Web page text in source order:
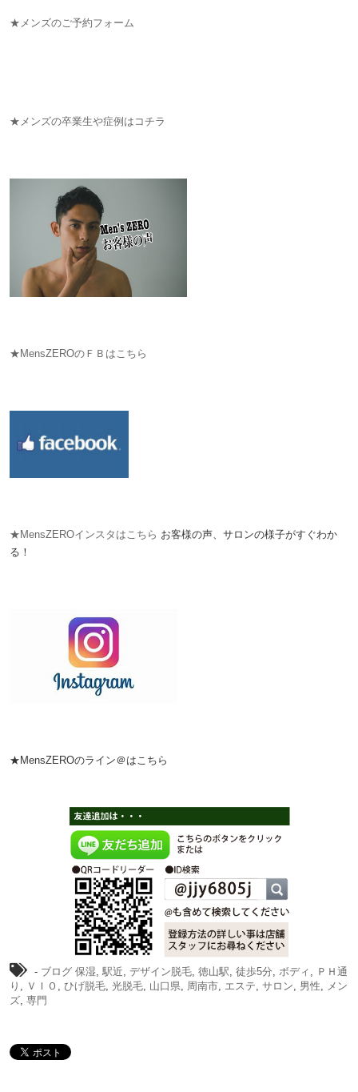
★メンズのご予約フォーム
★メンズの卒業生や症例はコチラ
★MensZEROのＦＢはこちら
★MensZEROインスタはこちら お客様の声、サロンの様子がすぐわか
る！
★MensZEROのライン＠はこちら
- ブログ 保湿 ,駅近 ,デザイン脱毛 ,徳山駅 ,徒歩5分 ボディ
ＰＨ通
り
ＶＩＯ ,ひげ脱毛 ,光脱毛 山口県 周南市 エステ ,サロン 男性
メン
ズ ,専門